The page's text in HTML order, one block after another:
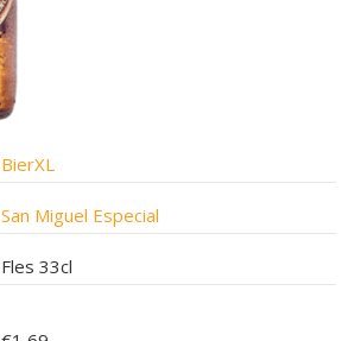
BierXL
San Miguel Especial
Fles 33cl